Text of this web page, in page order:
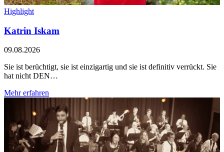
Highlight
Katrin Iskam
09.08.2026
Sie ist berüchtigt, sie ist einzigartig und sie ist definitiv verrückt. Sie
hat nicht DEN…
Mehr erfahren